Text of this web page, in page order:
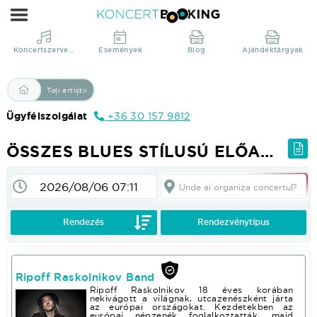
Összes
stílusú
KoncertBooking
din
Koncertszervezés Események Blog Ajándéktárgyak
Toți artiștii
Ügyfélszolgálat +36 30 157 9812
ÖSSZES BLUES STÍLUSÚ ELŐADÓ
Ripoff Raskolnikov Band
Ripoff Raskolnikov 18 éves korában
nekivágott a világnak, utcazenészként járta
az európai országokat. Kezdetekben az
Unde ai organiza concertul?
Rendezés Rendezvénytípus